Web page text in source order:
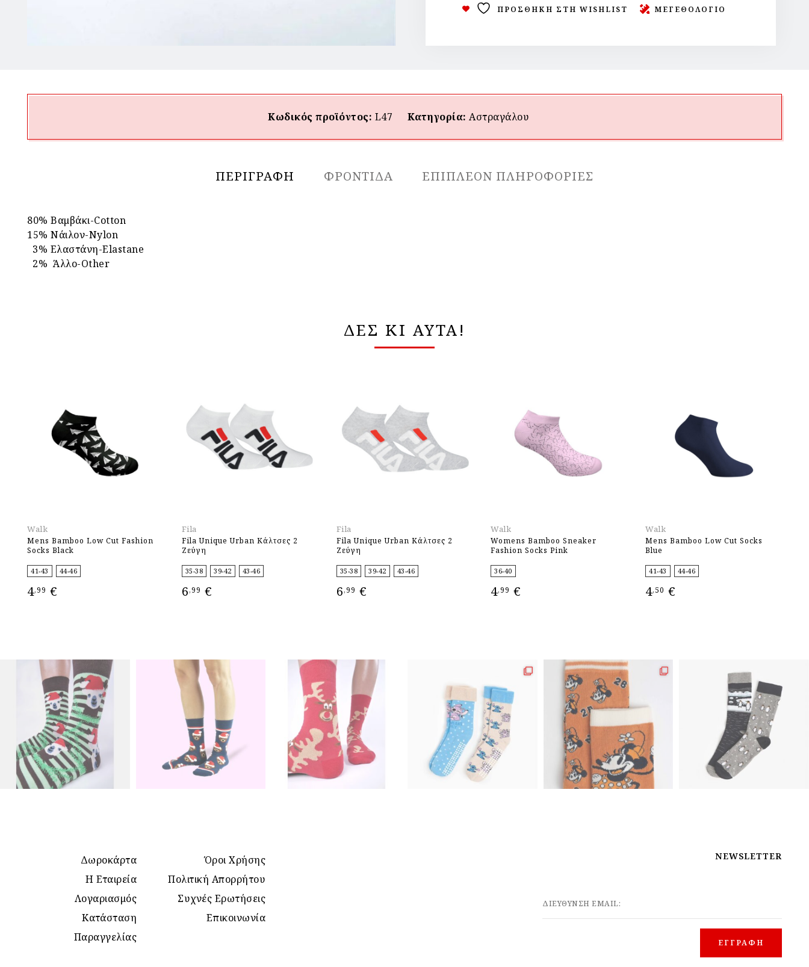
ΠΡΟΣΘΉΚΗ ΣΤΗ WISHLIST ΜΕΓΕΘΟΛΟΓΙΟ
Κωδικός προϊόντος: L47 Κατηγορία: Αστραγάλου
ΠΕΡΙΓΡΑΦΉ ΦΡΟΝΤΙΔΑ ΕΠΙΠΛΈΟΝ ΠΛΗΡΟΦΟΡΊΕΣ
80% Βαμβάκι-Cotton
15% Νάιλον-Nylon
3% Ελαστάνη-Elastane
2% Άλλο-Other
ΔΕΣ ΚΙ ΑΥΤΑ!
Walk
Mens Bamboo Low Cut Fashion
Socks Black
41-43 44-46
4,99 €
Fila
Fila Unique Urban Κάλτσες 2
Ζεύγη
35-38 39-42 43-46
6,99 €
Fila
Fila Unique Urban Κάλτσες 2
Ζεύγη
35-38 39-42 43-46
6,99 €
Walk
Womens Bamboo Sneaker
Fashion Socks Pink
36-40
4,99 €
Walk
Mens Bamboo Low Cut Socks
Blue
41-43 44-46
4,50 €
Δωροκάρτα
Η Εταιρεία
Λογαριασμός
Κατάσταση
Παραγγελίας
Όροι Χρήσης
Πολιτική Απορρήτου
Συχνές Ερωτήσεις
Επικοινωνία
NEWSLETTER
ΔΙΕΥΘΥΝΣΗ EMAIL: